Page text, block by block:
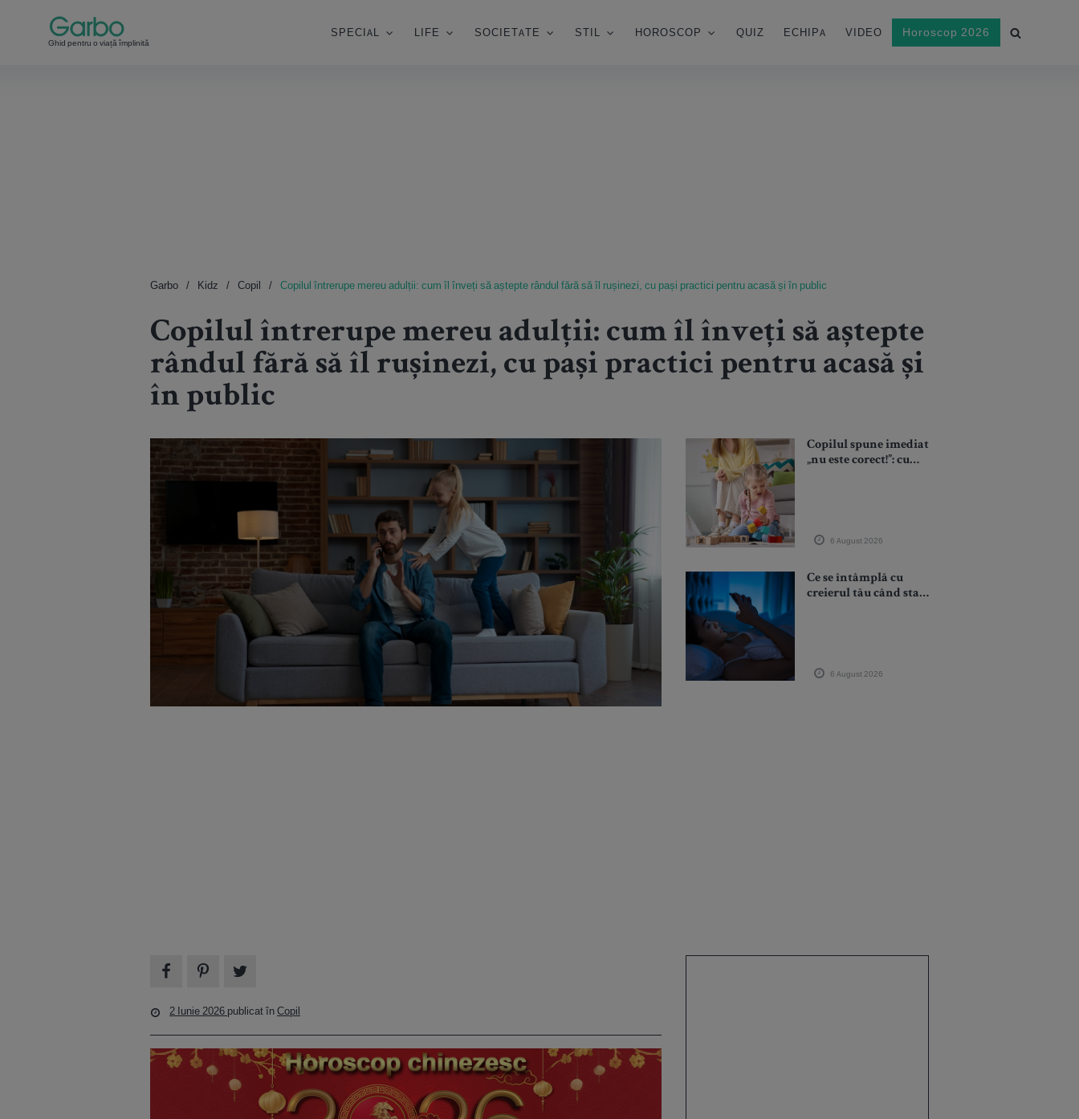
Ghid pentru o viață împlinită
SPECIAL LIFE SOCIETATE STIL HOROSCOP QUIZ ECHIPA VIDEO Horoscop 2026
Garbo Kidz Copil Copilul întrerupe mereu adulții: cum îl înveți să aștepte rândul fără să îl rușinezi, cu pași practici pentru acasă și în public
Copilul întrerupe mereu adulții: cum îl înveți să aștepte
rândul fără să îl rușinezi, cu pași practici pentru acasă și
în public
Copilul spune imediat
„nu este corect!”: cum
6 August 2026
Ce se întâmplă cu
creierul tău când stai
6 August 2026
2 Iunie 2026 publicat înCopil